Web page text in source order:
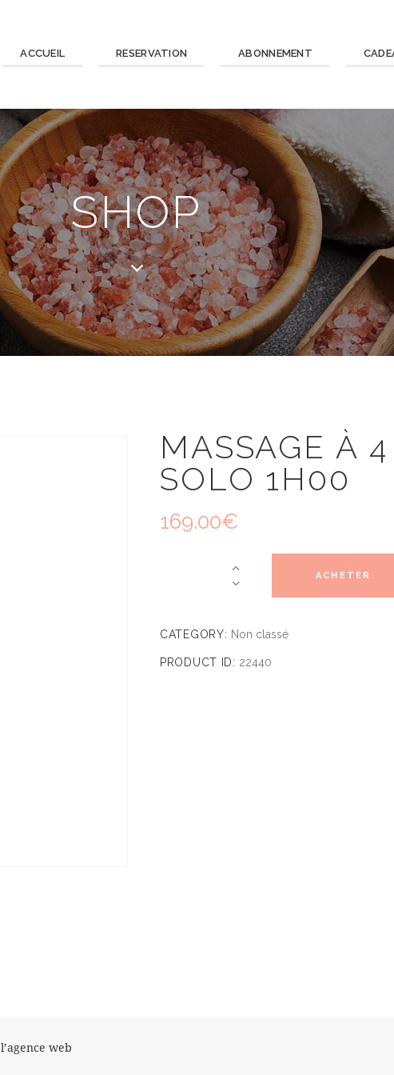
ACCUEIL RESERVATION ABONNEMENT
SHOP
MASSAGE À
SOLO 1H00
169.00€
ACHETER
CATEGORY: Non classé
PRODUCT ID: 22440
l’agence web